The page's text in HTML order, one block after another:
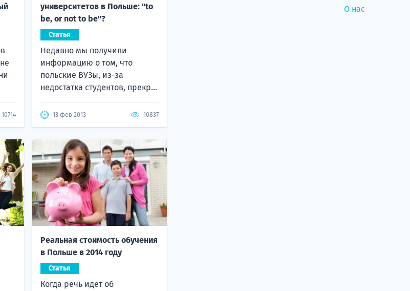
10714
университетов в Польше: "to
be, or not to be"?
Статья
Недавно мы получили
информацию о том, что
польские ВУЗы, из-за
недостатка студентов, прекр...
13 фев 2013 10837
Реальная стоимость обучения
в Польше в 2014 году
Статья
Когда речь идет об
О нас